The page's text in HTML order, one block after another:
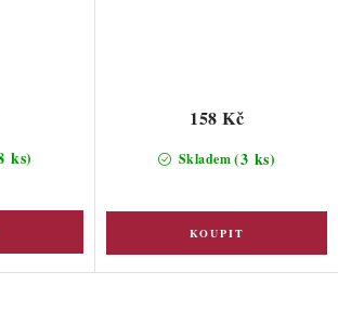
ks) Skladem(3 ks)
158 Kč